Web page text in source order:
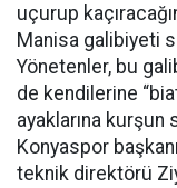
uçurup
Manisa galibiyeti
Yönetenler, bu
de kendilerine
ayaklarına kurşun
Konyaspor
teknik direktörü